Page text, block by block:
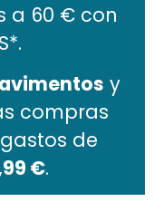
a 60 € con
y
compras
de
€.